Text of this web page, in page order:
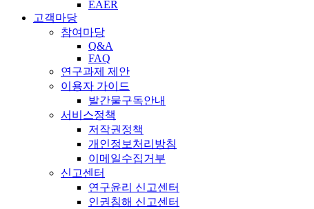
EAER
고객마당
참여마당
Q&A
FAQ
연구과제 제안
이용자 가이드
발간물구독안내
서비스정책
저작권정책
개인정보처리방침
이메일수집거부
신고센터
연구윤리 신고센터
인권침해 신고센터